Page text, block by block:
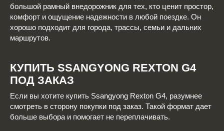
большой рамный внедорожник для тех, кто ценит простор,
комфорт и ощущение надежности в любой поездке. Он
хорошо подходит для города, трассы, семьи и дальних
маршрутов.
КУПИТЬ SSANGYONG REXTON G4
ПОД ЗАКАЗ
Если вы хотите купить Ssangyong Rexton G4, разумнее
смотреть в сторону покупки под заказ. Такой формат дает
больше выбора и помогает не переплачивать.